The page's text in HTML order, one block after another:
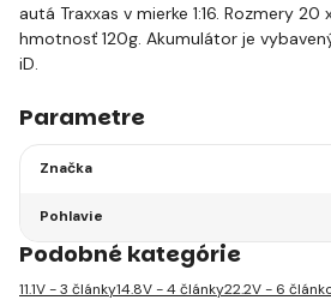
autá Traxxas v mierke 1:16. Rozmery 20
hmotnosť 120g. Akumulátor je
iD.
Parametre
Značka
Pohlavie
Podobné kategórie
11.1V - 3 články14.8V - 4 články22.2V - 6